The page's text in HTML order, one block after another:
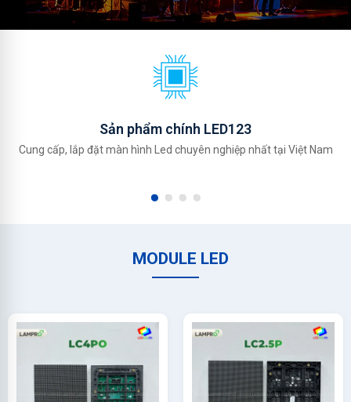
Sản phẩm chính LED123
Cung cấp, lắp đặt màn hình Led chuyên nghiệp nhất tại Việt Nam
MODULE LED